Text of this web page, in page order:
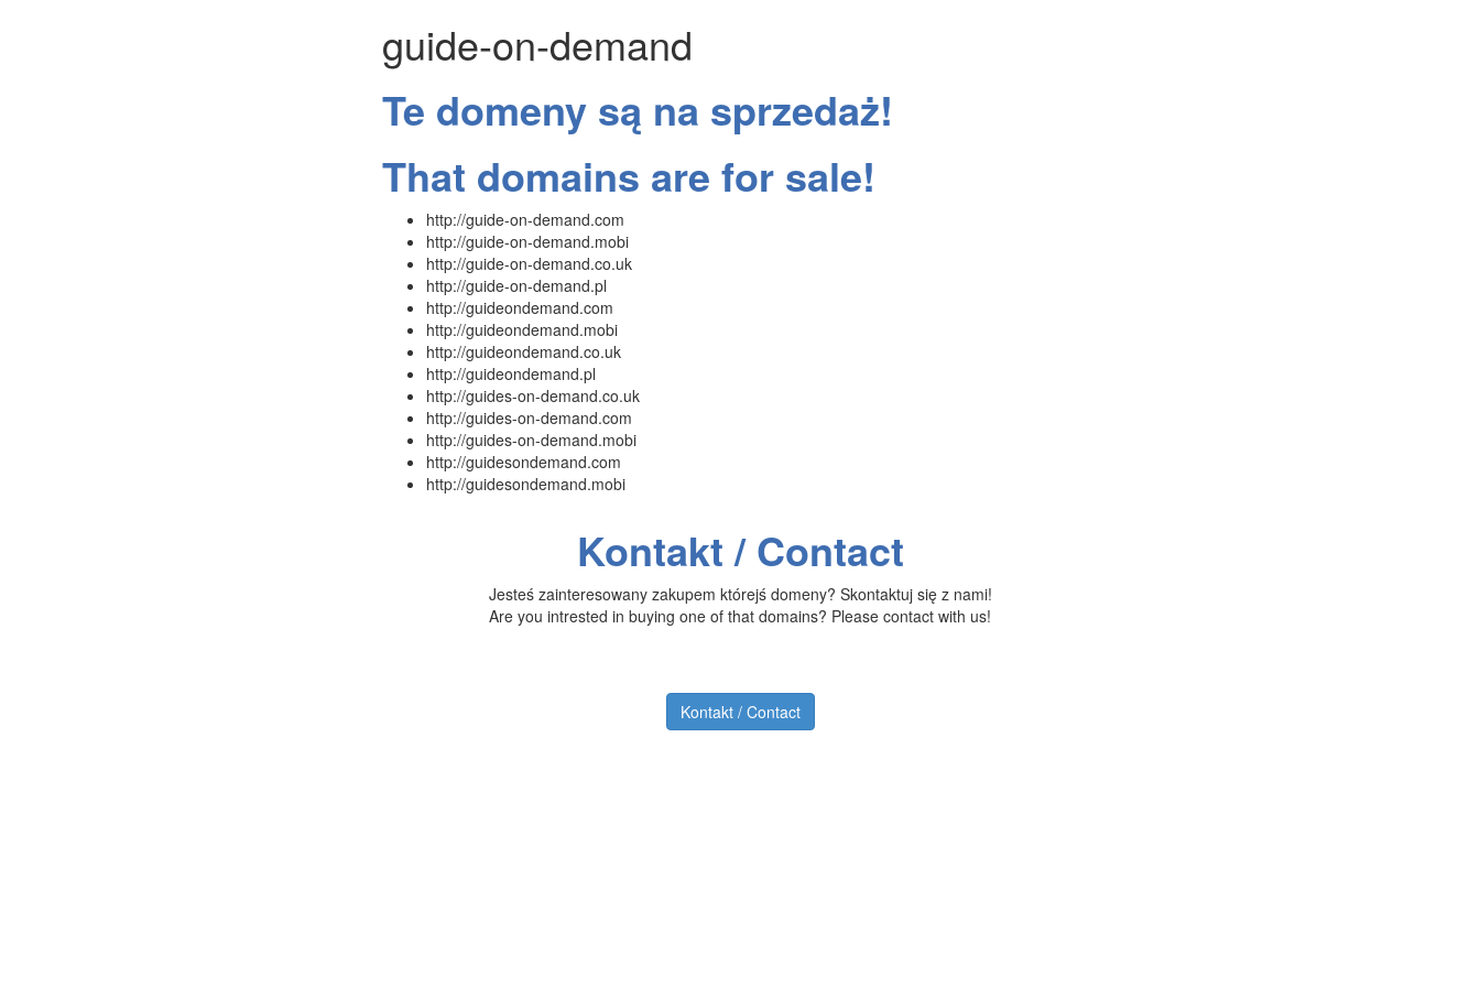
guide-on-demand
Te domeny są na sprzedaż!
That domains are for sale!
http://guide-on-demand.com
http://guide-on-demand.mobi
http://guide-on-demand.co.uk
http://guide-on-demand.pl
http://guideondemand.com
http://guideondemand.mobi
http://guideondemand.co.uk
http://guideondemand.pl
http://guides-on-demand.co.uk
http://guides-on-demand.com
http://guides-on-demand.mobi
http://guidesondemand.com
http://guidesondemand.mobi
Kontakt / Contact
Jesteś zainteresowany zakupem którejś domeny? Skontaktuj się z nami!
Are you intrested in buying one of that domains? Please contact with us!
Kontakt / Contact